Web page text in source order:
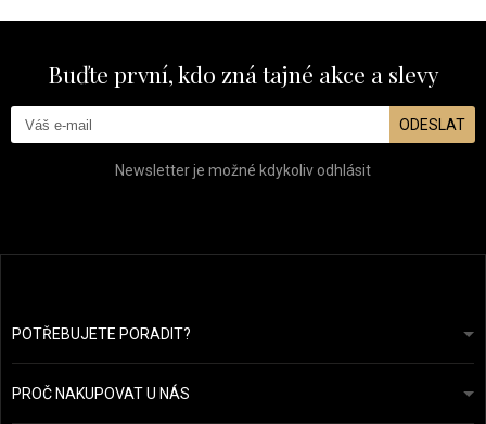
Buďte první, kdo zná tajné akce a slevy
ODESLAT
Newsletter je možné kdykoliv odhlásit
POTŘEBUJETE PORADIT?info@prozdravevlasy.cz
Odpovíme do 24 hodin.
PROČ NAKUPOVAT U NÁS
Obchodní podmínky
Ochrana osobních údajů
Náš příběh